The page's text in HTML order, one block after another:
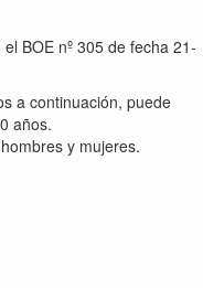
BOE nº 305 de fecha 21-
a continuación, puede
años.
y mujeres.